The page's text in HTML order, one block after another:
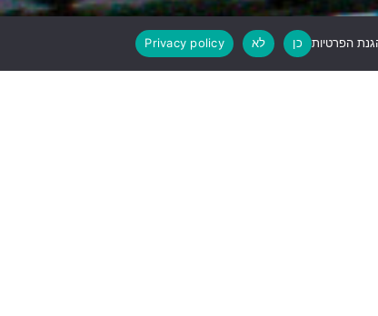
כן לא Privacy policy